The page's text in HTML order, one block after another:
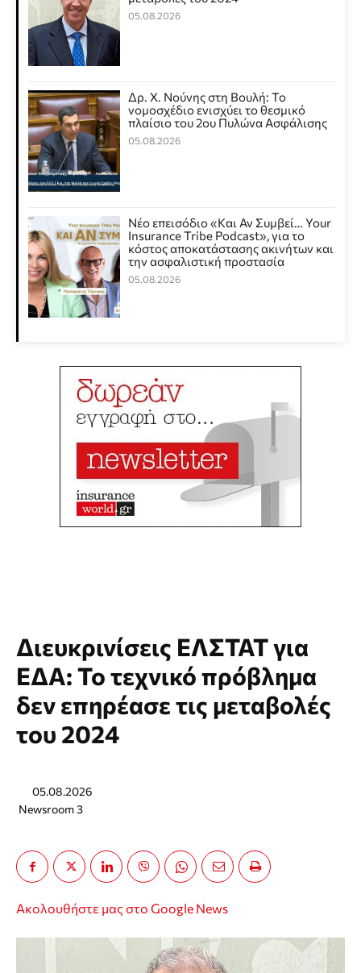
05.08.2026
Δρ. Χ. Νούνης στη Βουλή: Το
νομοσχέδιο ενισχύει το θεσμικό
πλαίσιο του 2ου Πυλώνα Ασφάλισης
05.08.2026
Νέο επεισόδιο «Και Αν Συμβεί… Your
Insurance Tribe Podcast», για το
κόστος αποκατάστασης ακινήτων και
την ασφαλιστική προστασία
05.08.2026